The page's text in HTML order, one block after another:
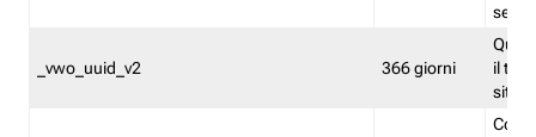
_vwo_uuid_v2 366 giorni
il
sito